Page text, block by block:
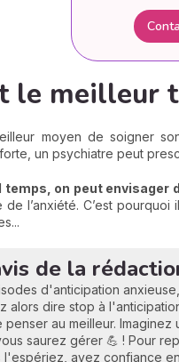
le meilleur
moyen de soigner
un psychiatre peut
temps, on peut envisager
l’anxiété. C’est
de la
d'anticipation
alors dire stop à
au meilleur.
saurez gérer 💪 ! Pour
l'espériez, ayez confiance